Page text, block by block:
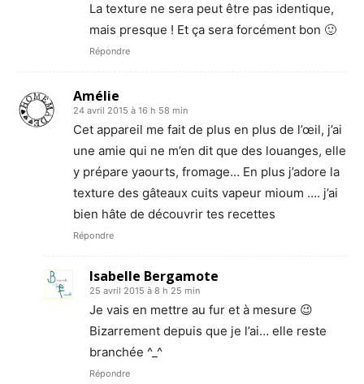
La texture ne sera peut être pas identique,
mais presque ! Et ça sera forcément bon 🙂
Répondre
Amélie
24 avril 2015 à 16 h 58 min
Cet appareil me fait de plus en plus de l’œil, j’ai
une amie qui ne m’en dit que des louanges, elle
y prépare yaourts, fromage… En plus j’adore la
texture des gâteaux cuits vapeur mioum …. j’ai
bien hâte de découvrir tes recettes
Répondre
Isabelle Bergamote
25 avril 2015 à 8 h 25 min
Je vais en mettre au fur et à mesure 😉
Bizarrement depuis que je l’ai… elle reste
branchée ^_^
Répondre